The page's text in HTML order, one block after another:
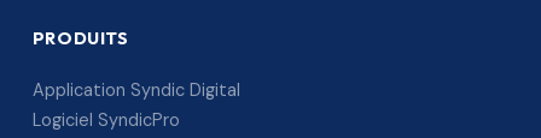
PRODUITS
Application Syndic Digital
Logiciel SyndicPro